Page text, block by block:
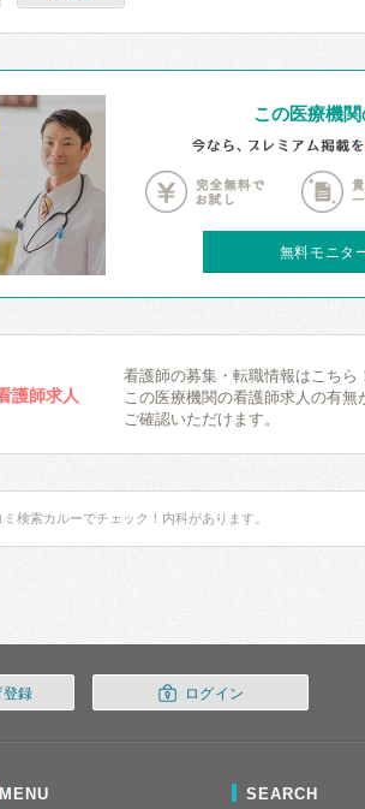
この医療機
無料モニタ
護師求人
看護師の募集・転職情報はこちら！
この医療機関の看護師求人の有無
ご確認いただけます。
検索カルーでチェック！内科があります。
録 ログイン
MENU SEARCH